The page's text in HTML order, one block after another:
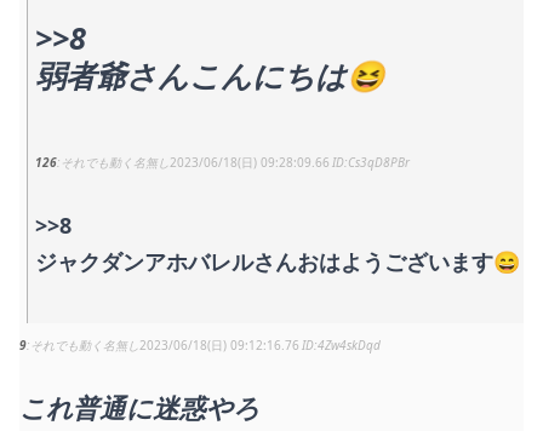
>>8
弱者爺さんこんにちは😆
126 それでも動く名無し2023/06/18(日) 09:28:09.66 Cs3qD8PBr
>>8
ジャクダンアホバレルさんおはようございます😄
9 それでも動く名無し2023/06/18(日) 09:12:16.76 4Zw4skDqd
これ普通に迷惑やろ